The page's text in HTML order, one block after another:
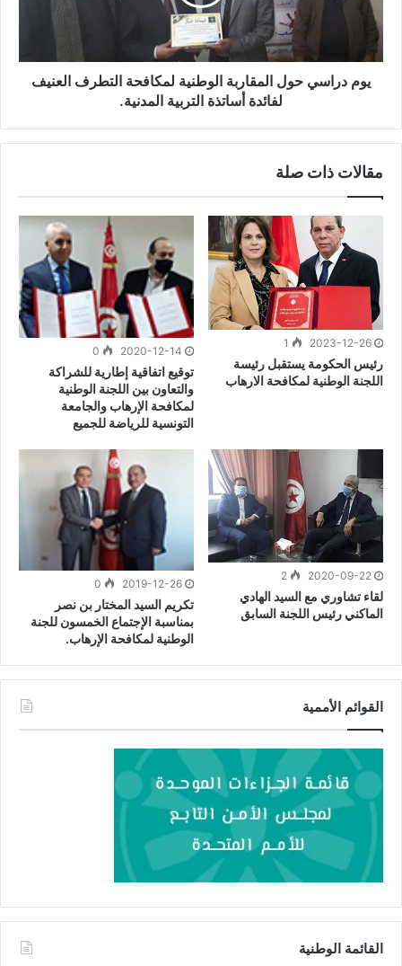
يوم دراسي حول المقاربة الوطنية لمكافحة التطرف العنيف
لفائدة أساتذة التربية المدنية.
مقالات ذات صلة
2023-12-26
1
رئيس الحكومة يستقبل رئيسة
اللجنة الوطنية لمكافحة الارهاب
2020-12-14
0
توقيع اتفاقية إطارية للشراكة
والتعاون بين اللجنة الوطنية
لمكافحة الإرهاب والجامعة
التونسية للرياضة للجميع
2020-09-22
2
لقاء تشاوري مع السيد الهادي
الماكني رئيس اللجنة السابق
2019-12-26
0
تكريم السيد المختار بن نصر
بمناسبة الإجتماع الخمسون للجنة
الوطنية لمكافحة الإرهاب.
القوائم الأممية
القائمة الوطنية